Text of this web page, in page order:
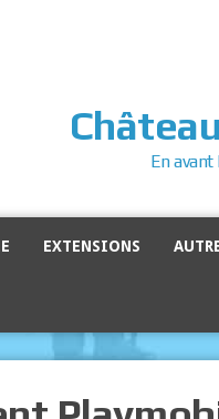
En avant
EXTENSIONS